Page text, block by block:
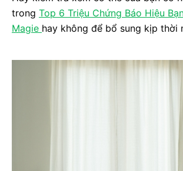
trong Top 6 Triệu Chứng Báo Hiệu
Magie hay không để bổ sung kịp thời